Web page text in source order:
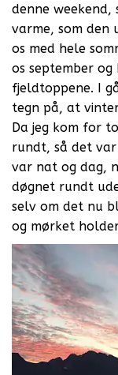
denne
varme, som den
os med hele
os september
fjeldtoppene. I
tegn på, at
Da jeg kom for
rundt, så det
var nat og dag,
døgnet rundt
selv om det nu
og mørket